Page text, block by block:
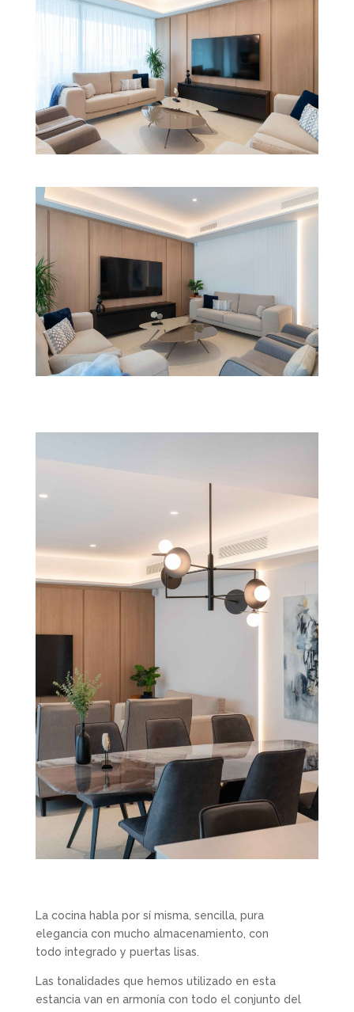
La cocina habla por sí misma, sencilla, pura
elegancia con mucho almacenamiento, con
todo integrado y puertas lisas.
Las tonalidades que hemos utilizado en esta
estancia van en armonía con todo el conjunto del